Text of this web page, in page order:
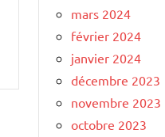
mars 2024
février 2024
janvier 2024
décembre 2023
novembre 2023
octobre 2023